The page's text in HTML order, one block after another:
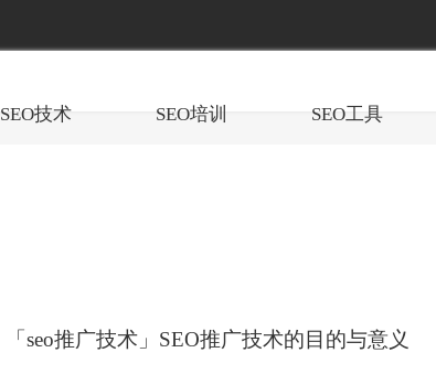
SEO技术 SEO培训 SEO工具
「seo推广技术」SEO推广技术的目的与意义